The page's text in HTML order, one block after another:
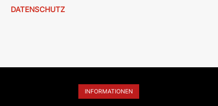
DATENSCHUTZ
INFORMATIONEN